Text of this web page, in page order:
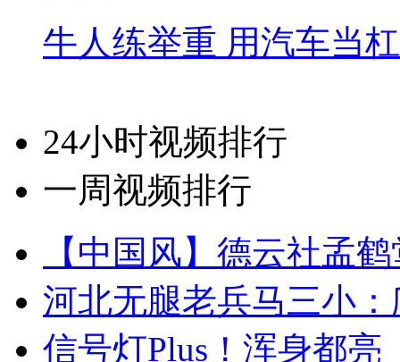
牛人练举重 用汽车当
24小时视频排行
一周视频排行
【中国风】德云社孟
河北无腿老兵马三小
信号灯Plus！浑身都亮